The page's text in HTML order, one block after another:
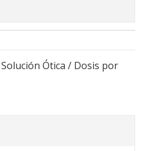
Ótica / Dosis por